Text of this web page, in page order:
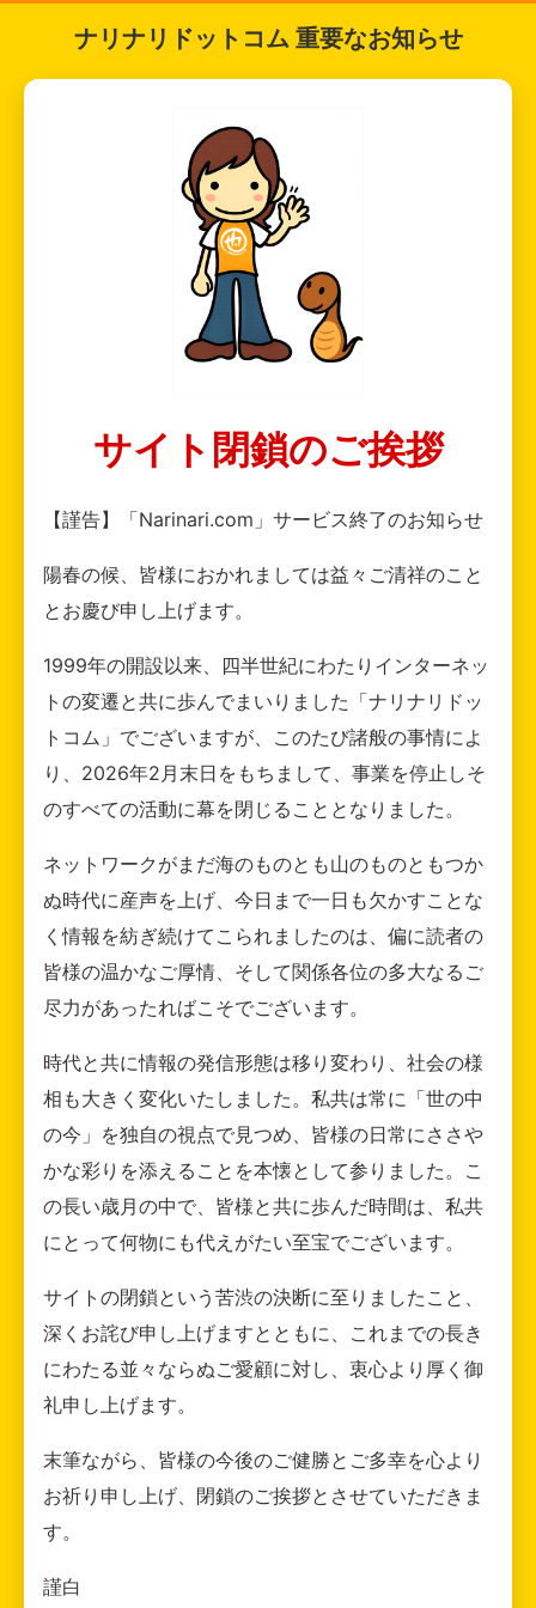
ナリナリドットコム 重要なお知らせ
サイト閉鎖のご挨拶
【謹告】「Narinari.com」サービス終了のお知らせ
陽春の候、皆様におかれましては益々ご清祥のこと
とお慶び申し上げます。
1999年の開設以来、四半世紀にわたりインターネッ
トの変遷と共に歩んでまいりました「ナリナリドッ
トコム」でございますが、このたび諸般の事情によ
り、2026年2月末日をもちまして、事業を停止しそ
のすべての活動に幕を閉じることとなりました。
ネットワークがまだ海のものとも山のものともつか
ぬ時代に産声を上げ、今日まで一日も欠かすことな
く情報を紡ぎ続けてこられましたのは、偏に読者の
皆様の温かなご厚情、そして関係各位の多大なるご
尽力があったればこそでございます。
時代と共に情報の発信形態は移り変わり、社会の様
相も大きく変化いたしました。私共は常に「世の中
の今」を独自の視点で見つめ、皆様の日常にささや
かな彩りを添えることを本懐として参りました。こ
の長い歳月の中で、皆様と共に歩んだ時間は、私共
にとって何物にも代えがたい至宝でございます。
サイトの閉鎖という苦渋の決断に至りましたこと、
深くお詫び申し上げますとともに、これまでの長き
にわたる並々ならぬご愛顧に対し、衷心より厚く御
礼申し上げます。
末筆ながら、皆様の今後のご健勝とご多幸を心より
お祈り申し上げ、閉鎖のご挨拶とさせていただきま
す。
謹白